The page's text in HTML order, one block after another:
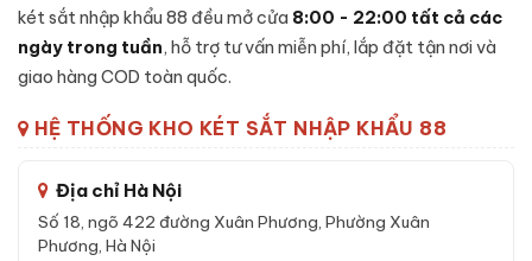
Cánh két:Đúc nguyên khối thép đặc dày, gờ cánh khít với
thân, đệm chống khói thoát.
Khoá:Khóa vân tay - cơ chế bảo mật cao, chống thử mã,
Hệ chốt + bản lề:Chốt thép đa hướng kết hợp bản lề chìm
Đặc tính kỹ thuật Két sắt Welko KCC-
két sắt nhập khẩu 88 đều mở cửa 8:00 - 22:00 tất cả các
ngày trong tuần, hỗ trợ tư vấn miễn phí, lắp đặt tận nơi và
giao hàng COD toàn quốc.
HỆ THỐNG KHO KÉT SẮT NHẬP KHẨU 88
Địa chỉ Hà Nội
Số 18, ngõ 422 đường Xuân Phương, Phường Xuân
Phương, Hà Nội